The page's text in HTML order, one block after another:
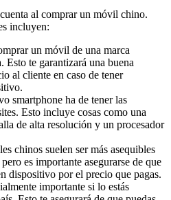
al comprar un móvil chino.
incluyen:
un móvil de una marca
Esto te garantizará una buena
al cliente en caso de tener
smartphone ha de tener las
Esto incluye cosas como una
de alta resolución y un procesador
chinos suelen ser más asequibles
es importante asegurarse de que
dispositivo por el precio que pagas.
importante si lo estás